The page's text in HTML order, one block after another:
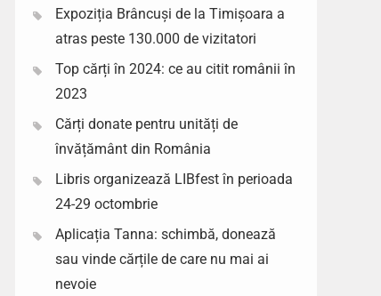
Expoziția Brâncuși de la Timișoara a
atras peste 130.000 de vizitatori
Top cărți în 2024: ce au citit românii în
2023
Cărți donate pentru unități de
învățământ din România
Libris organizează LIBfest în perioada
24-29 octombrie
Aplicația Tanna: schimbă, donează
sau vinde cărțile de care nu mai ai
nevoie